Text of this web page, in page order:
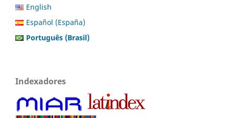
English
Español (España)
Português (Brasil)
Indexadores